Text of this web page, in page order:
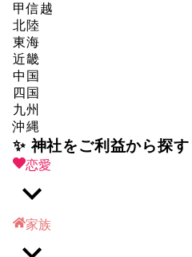
甲信越
北陸
東海
近畿
中国
四国
九州
沖縄
✨ 神社をご利益から探す
恋愛
家族